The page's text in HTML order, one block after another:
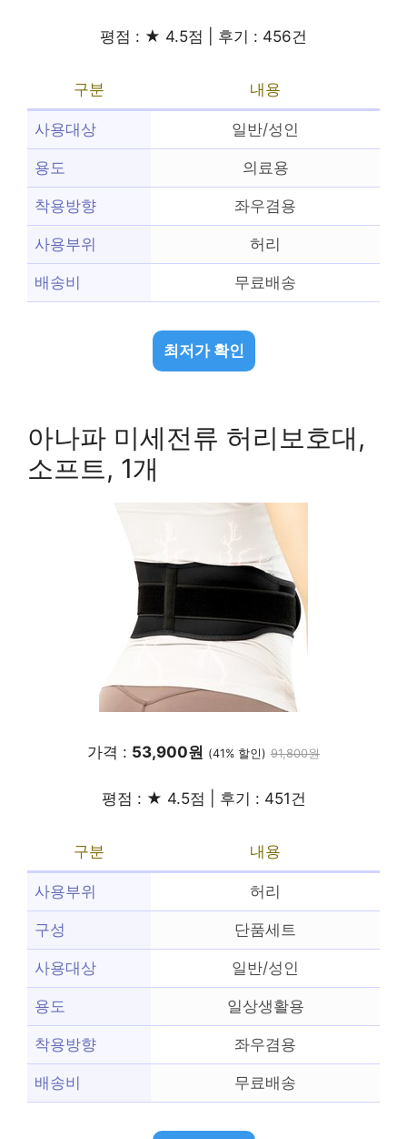
평점 : ★ 4.5점 | 후기 : 456건
구분 내용
사용대상 일반/성인
용도 의료용
착용방향 좌우겸용
사용부위 허리
배송비 무료배송
최저가 확인
아나파 미세전류 허리보호대,
소프트, 1개
가격 : 53,900원 (41% 할인) 91,800원
평점 : ★ 4.5점 | 후기 : 451건
구분 내용
사용부위 허리
구성 단품세트
사용대상 일반/성인
용도 일상생활용
착용방향 좌우겸용
배송비 무료배송